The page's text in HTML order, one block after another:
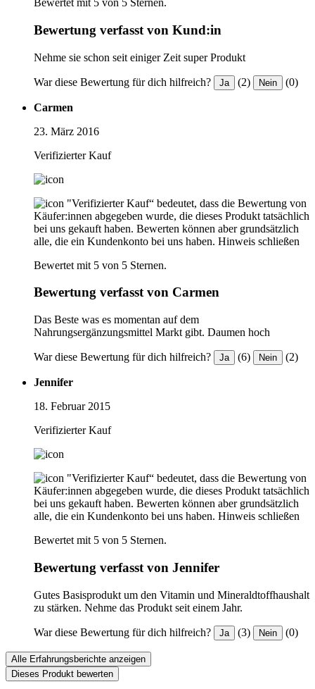
Bewertet mit 5 von 5 Sternen.
Bewertung verfasst von Kund:in
Nehme sie schon seit einiger Zeit super Produkt
War diese Bewertung für dich hilfreich? Ja (2) Nein (0)
Carmen
23. März 2016
Verifizierter Kauf
"Verifizierter Kauf“ bedeutet, dass die Bewertung von
Käufer:innen abgegeben wurde, die dieses Produkt tatsächlich
bei uns gekauft haben. Bewerten können aber grundsätzlich
alle, die ein Kundenkonto bei uns haben. Hinweis schließen
Bewertet mit 5 von 5 Sternen.
Bewertung verfasst von Carmen
Das Beste was es momentan auf dem
Nahrungsergänzungsmittel Markt gibt. Daumen hoch
War diese Bewertung für dich hilfreich? Ja (6) Nein (2)
Jennifer
18. Februar 2015
Verifizierter Kauf
"Verifizierter Kauf“ bedeutet, dass die Bewertung von
Käufer:innen abgegeben wurde, die dieses Produkt tatsächlich
bei uns gekauft haben. Bewerten können aber grundsätzlich
alle, die ein Kundenkonto bei uns haben. Hinweis schließen
Bewertet mit 5 von 5 Sternen.
Bewertung verfasst von Jennifer
Gutes Basisprodukt um den Vitamin und Mineraldtoffhaushalt
zu stärken. Nehme das Produkt seit einem Jahr.
War diese Bewertung für dich hilfreich? Ja (3) Nein (0)
Alle Erfahrungsberichte anzeigen
Dieses Produkt bewerten